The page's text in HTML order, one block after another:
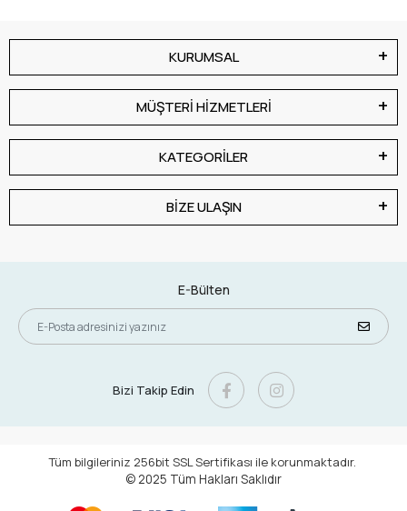
KURUMSAL
MÜŞTERİ HİZMETLERİ
KATEGORİLER
BİZE ULAŞIN
E-Bülten
Bizi Takip Edin
Tüm bilgileriniz 256bit SSL Sertifikası ile korunmaktadır.
© 2025 Tüm Hakları Saklıdır